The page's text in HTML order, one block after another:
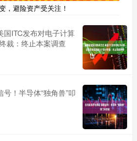
，避险资产受关注！
国ITC发布对电子计算
裁：终止本案调查
！半导体“独角兽”叩